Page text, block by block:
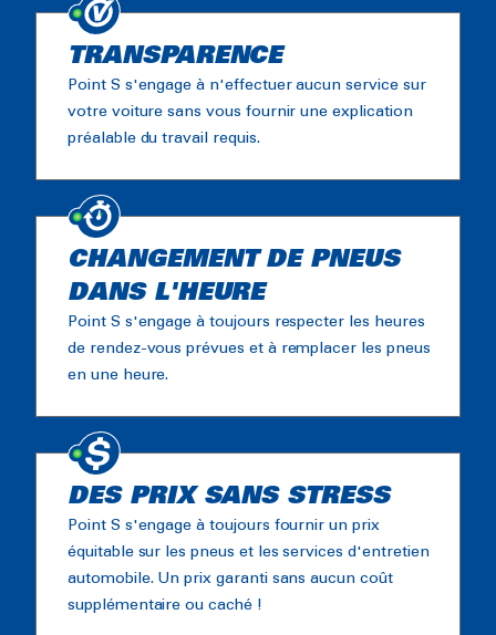
TRANSPARENCE
Point S s'engage à n'effectuer aucun service sur
votre voiture sans vous fournir une explication
préalable du travail requis.
CHANGEMENT DE PNEUS
DANS L'HEURE
Point S s'engage à toujours respecter les heures
de rendez-vous prévues et à remplacer les pneus
en une heure.
DES PRIX SANS STRESS
Point S s'engage à toujours fournir un prix
équitable sur les pneus et les services d'entretien
automobile. Un prix garanti sans aucun coût
supplémentaire ou caché !